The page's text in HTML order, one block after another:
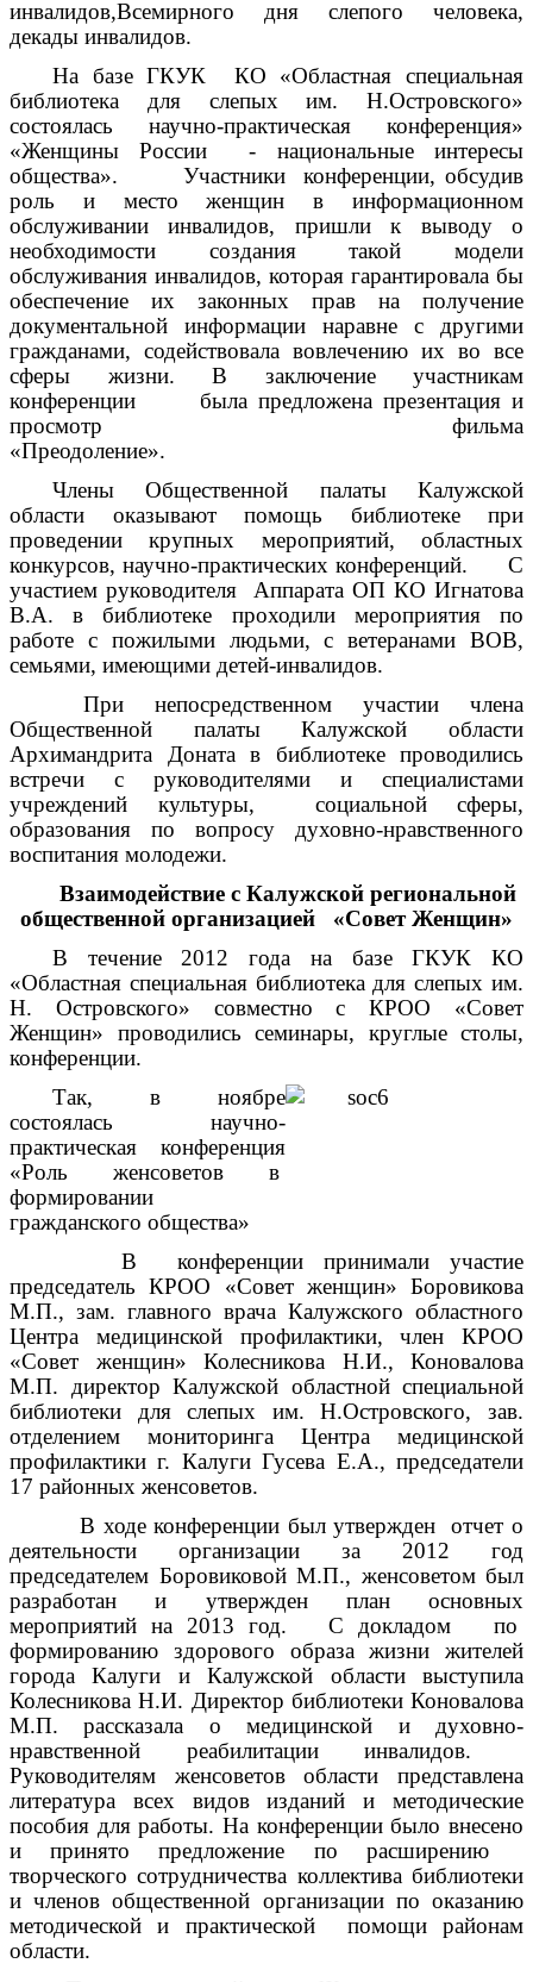
инвалидов,Всемирного дня слепого человека,
декады инвалидов.
На базе ГКУК КО «Областная специальная
библиотека для слепых им. Н.Островского»
состоялась научно-практическая конференция»
«Женщины России - национальные интересы
общества». Участники конференции, обсудив
роль и место женщин в информационном
обслуживании инвалидов, пришли к выводу о
необходимости создания такой модели
обслуживания инвалидов, которая гарантировала бы
обеспечение их законных прав на получение
документальной информации наравне с другими
гражданами, содействовала вовлечению их во все
сферы жизни. В заключение участникам
конференции была предложена презентация и
просмотр фильма
Члены Общественной палаты Калужской
области оказывают помощь библиотеке при
проведении крупных мероприятий, областных
конкурсов, научно-практических конференций. С
участием руководителя Аппарата ОП КО Игнатова
В.А. в библиотеке проходили мероприятия по
работе с пожилыми людьми, с ветеранами ВОВ,
семьями, имеющими детей-инвалидов.
При непосредственном участии члена
Общественной палаты Калужской области
Архимандрита Доната в библиотеке проводились
встречи с руководителями и специалистами
учреждений культуры, социальной сферы,
образования по вопросу духовно-нравственного
воспитания молодежи.
Взаимодействие с Калужской региональной
общественной организацией «Совет Женщин»
В течение 2012 года на базе ГКУК КО
«Областная специальная библиотека для слепых им.
Н. Островского» совместно с КРОО «Совет
Женщин» проводились семинары, круглые столы,
конференции.
Так, в ноябре
состоялась научно-
практическая конференция
«Роль женсоветов в
формировании
гражданского общества»
В конференции принимали участие
председатель КРОО «Совет женщин» Боровикова
М.П., зам. главного врача Калужского областного
Центра медицинской профилактики, член КРОО
«Совет женщин» Колесникова Н.И., Коновалова
М.П. директор Калужской областной специальной
библиотеки для слепых им. Н.Островского, зав.
отделением мониторинга Центра медицинской
профилактики г. Калуги Гусева Е.А., председатели
17 районных женсоветов.
В ходе конференции был утвержден отчет о
деятельности организации за 2012 год
председателем Боровиковой М.П., женсоветом был
разработан и утвержден план основных
мероприятий на 2013 год. С докладом по
формированию здорового образа жизни жителей
города Калуги и Калужской области выступила
Колесникова Н.И. Директор библиотеки Коновалова
М.П. рассказала о медицинской и духовно-
нравственной реабилитации инвалидов.
Руководителям женсоветов области представлена
литература всех видов изданий и методические
пособия для работы. На конференции было внесено
и принято предложение по расширению
творческого сотрудничества коллектива библиотеки
и членов общественной организации по оказанию
методической и практической помощи районам
области.